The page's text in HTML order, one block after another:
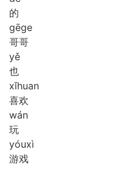
的
gēge
哥哥
yě
也
xǐhuan
喜欢
wán
玩
yóuxì
游戏